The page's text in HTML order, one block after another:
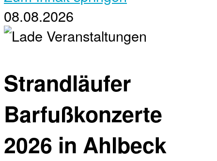
08.08.2026
Strandläufer
Barfußkonzerte
2026 in Ahlbeck